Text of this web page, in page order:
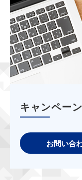
キャンペー
お問い合